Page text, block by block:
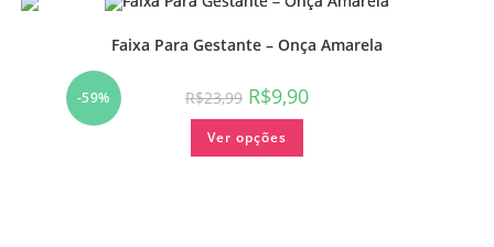
-59%
Faixa Para Gestante – Onça Amarela
R$23,99 R$9,90
Ver opções